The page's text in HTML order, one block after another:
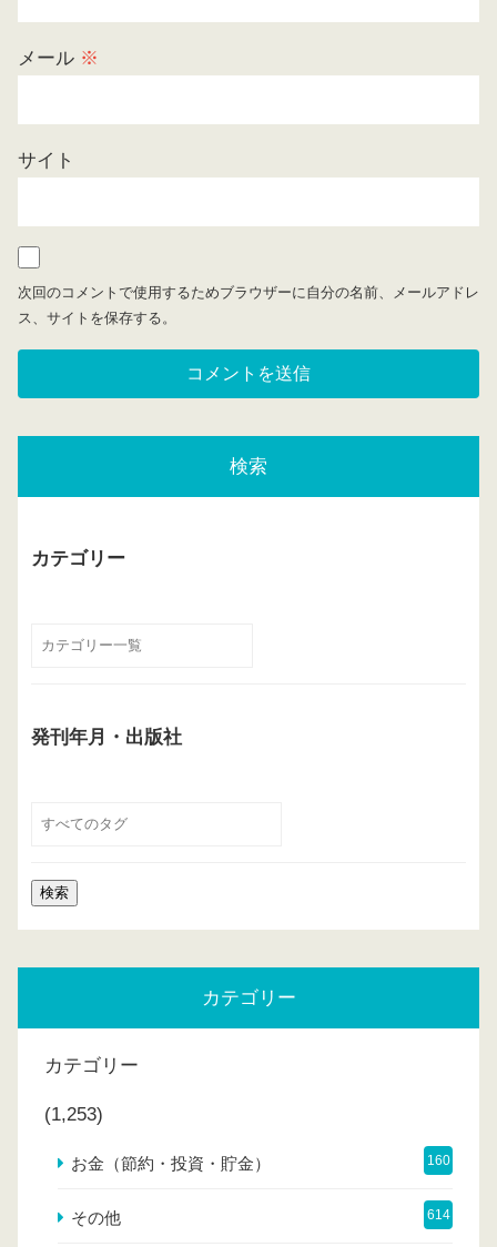
メール ※
サイト
次回のコメントで使用するためブラウザーに自分の名前、メールアドレ
ス、サイトを保存する。
検索
カテゴリー
発刊年月・出版社
カテゴリー
カテゴリー
(1,253)
お金（節約・投資・貯金） 160
その他 614